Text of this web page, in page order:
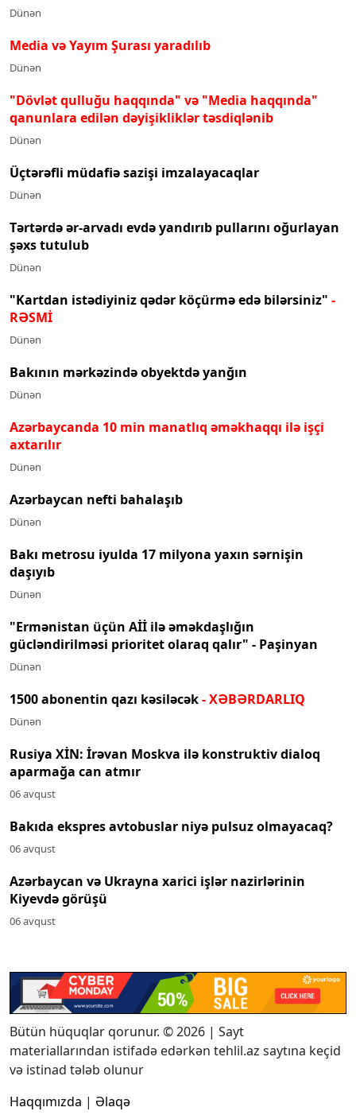
Dünən
Media və Yayım Şurası yaradılıb
Dünən
"Dövlət qulluğu haqqında" və "Media haqqında"
qanunlara edilən dəyişikliklər təsdiqlənib
Dünən
Üçtərəfli müdafiə sazişi imzalayacaqlar
Dünən
Tərtərdə ər-arvadı evdə yandırıb pullarını oğurlayan
şəxs tutulub
Dünən
"Kartdan istədiyiniz qədər köçürmə edə bilərsiniz" -
RƏSMİ
Dünən
Bakının mərkəzində obyektdə yanğın
Dünən
Azərbaycanda 10 min manatlıq əməkhaqqı ilə işçi
axtarılır
Dünən
Azərbaycan nefti bahalaşıb
Dünən
Bakı metrosu iyulda 17 milyona yaxın sərnişin
daşıyıb
Dünən
"Ermənistan üçün Aİİ ilə əməkdaşlığın
gücləndirilməsi prioritet olaraq qalır" - Paşinyan
Dünən
1500 abonentin qazı kəsiləcək- XƏBƏRDARLIQ
Dünən
Rusiya XİN: İrəvan Moskva ilə konstruktiv dialoq
aparmağa can atmır
06 avqust
Bakıda ekspres avtobuslar niyə pulsuz olmayacaq?
06 avqust
Azərbaycan və Ukrayna xarici işlər nazirlərinin
Kiyevdə görüşü
06 avqust
Bütün hüquqlar qorunur. © 2026 | Sayt
materiallarından istifadə edərkən tehlil.az saytına keçid
və istinad tələb olunur
Haqqımızda | Əlaqə